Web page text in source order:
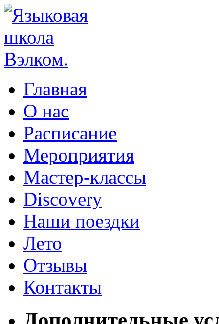
Главная
О нас
Расписание
Мероприятия
Мастер-классы
Discovery
Наши поездки
Лето
Отзывы
Контакты